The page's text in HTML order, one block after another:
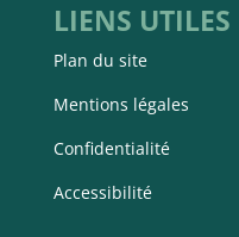
LIENS UTILES
Plan du site
Mentions légales
Confidentialité
Accessibilité